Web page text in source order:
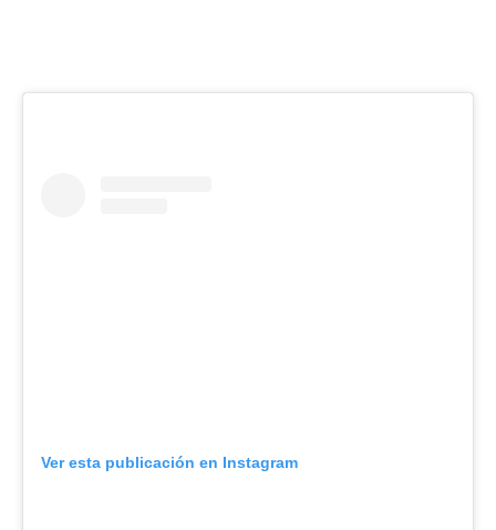
Ver esta publicación en Instagram